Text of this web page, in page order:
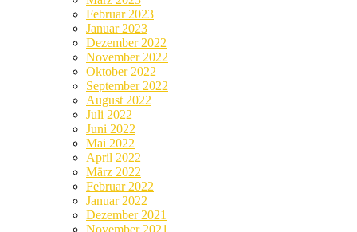
Februar 2023
Januar 2023
Dezember 2022
November 2022
Oktober 2022
September 2022
August 2022
Juli 2022
Juni 2022
Mai 2022
April 2022
März 2022
Februar 2022
Januar 2022
Dezember 2021
November 2021